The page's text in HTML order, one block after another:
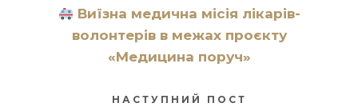
Виїзна медична місія лікарів-
волонтерів в межах проєкту
«Медицина поруч»
НАСТУПНИЙ ПОСТ